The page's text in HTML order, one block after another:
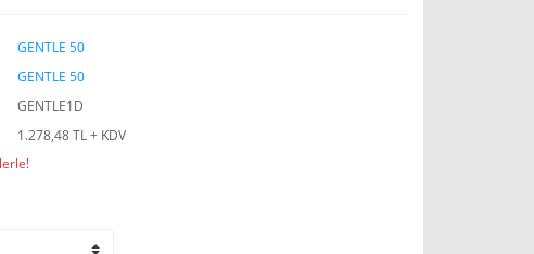
GENTLE 50
GENTLE 50
GENTLE1D
1.278,48 TL + KDV